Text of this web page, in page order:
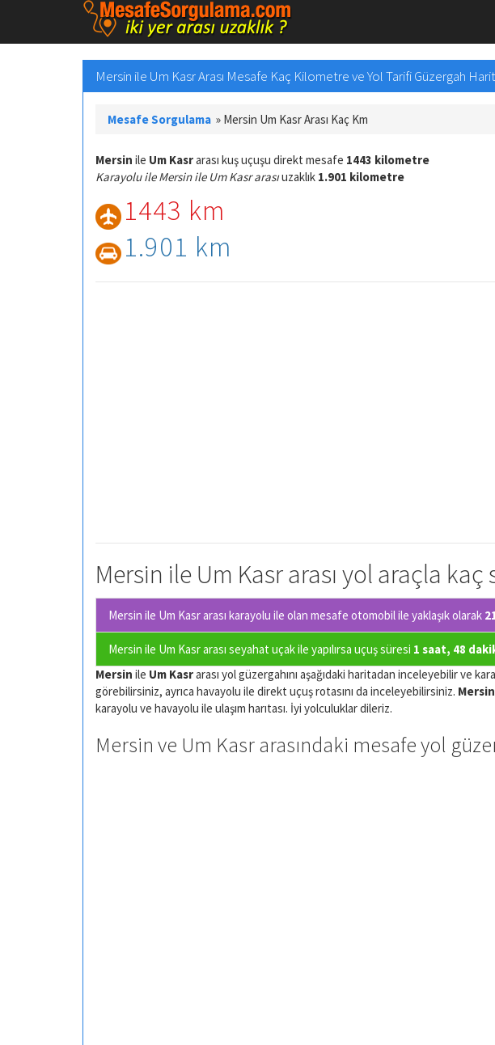
Mersin ile Um Kasr Arası Mesafe Kaç Kilometre ve Yol Tarifi Güzergah
Mesafe Sorgulama » Mersin Um Kasr Arası Kaç Km
Mersin ile Um Kasrarası kuş uçuşu direkt mesafe 1443 kilometre
Karayolu ile Mersin ile Um Kasr arasıuzaklık 1.901 kilometre
1443 km
1.901 km
Mersin ile Um Kasr arası yol araçla kaç
Mersin ile Um Kasr arası karayolu ile olan mesafe otomobil ile yaklaşık olarak
Mersin ile Um Kasr arası seyahat uçak ile yapılırsa uçuş süresi 1 saat, 48
Mersin ile Um Kasrarası yol güzergahını aşağıdaki haritadan inceleyebilir ve
görebilirsiniz, ayrıca havayolu ile direkt uçuş rotasını da inceleyebilirsiniz.
karayolu ve havayolu ile ulaşım harıtası. İyi yolculuklar dileriz.
Mersin ve Um Kasr arasındaki mesafe yol